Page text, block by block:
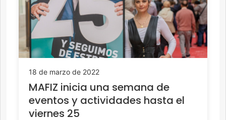
18 de marzo de 2022
MAFIZ inicia una semana de
eventos y actividades hasta el
viernes 25